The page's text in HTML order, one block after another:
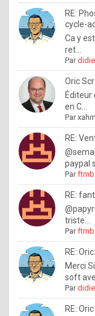
RE:
cycle-
Ca y
ret...
Par
Oric
Éditeur
en C...
Par
RE:
paypal
Parftmb
RE:
triste...
Parftmb
RE:
Merci
soft
Par
RE: